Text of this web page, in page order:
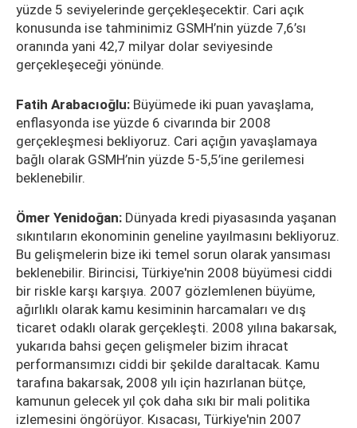
yüzde 5 seviyelerinde gerçekleşecektir. Cari açık
konusunda ise tahminimiz GSMH’nin yüzde 7,6’sı
oranında yani 42,7 milyar dolar seviyesinde
gerçekleşeceği yönünde.
Fatih Arabacıoğlu: Büyümede iki puan yavaşlama,
enflasyonda ise yüzde 6 civarında bir 2008
gerçekleşmesi bekliyoruz. Cari açığın yavaşlamaya
bağlı olarak GSMH’nin yüzde 5-5,5’ine gerilemesi
beklenebilir.
Ömer Yenidoğan: Dünyada kredi piyasasında yaşanan
sıkıntıların ekonominin geneline yayılmasını bekliyoruz.
Bu gelişmelerin bize iki temel sorun olarak yansıması
beklenebilir. Birincisi, Türkiye'nin 2008 büyümesi ciddi
bir riskle karşı karşıya. 2007 gözlemlenen büyüme,
ağırlıklı olarak kamu kesiminin harcamaları ve dış
ticaret odaklı olarak gerçekleşti. 2008 yılına bakarsak,
yukarıda bahsi geçen gelişmeler bizim ihracat
performansımızı ciddi bir şekilde daraltacak. Kamu
tarafına bakarsak, 2008 yılı için hazırlanan bütçe,
kamunun gelecek yıl çok daha sıkı bir mali politika
izlemesini öngörüyor. Kısacası, Türkiye'nin 2007